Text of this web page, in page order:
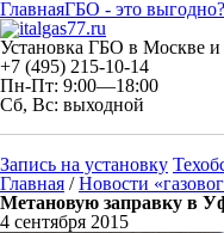
ГлавнаяГБО - это выгодно?
Установка ГБО в Москве и
+7 (495) 215-10-14
Пн-Пт: 9:00—18:00
Сб, Вс: выходной
Запись на установку
Главная /Новости
Метановую заправку в
4 сентября 2015